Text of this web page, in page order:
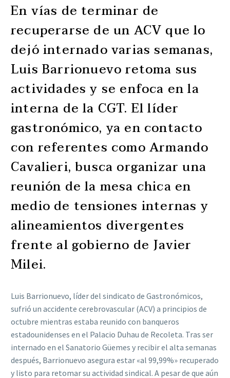
En vías de terminar de
recuperarse de un ACV que lo
dejó internado varias semanas,
Luis Barrionuevo retoma sus
actividades y se enfoca en la
interna de la CGT. El líder
gastronómico, ya en contacto
con referentes como Armando
Cavalieri, busca organizar una
reunión de la mesa chica en
medio de tensiones internas y
alineamientos divergentes
frente al gobierno de Javier
Milei.
Luis Barrionuevo, líder del sindicato de Gastronómicos,
sufrió un accidente cerebrovascular (ACV) a principios de
octubre mientras estaba reunido con banqueros
estadounidenses en el Palacio Duhau de Recoleta. Tras ser
internado en el Sanatorio Güemes y recibir el alta semanas
después, Barrionuevo asegura estar «al 99,99%» recuperado
y listo para retomar su actividad sindical. A pesar de que aún